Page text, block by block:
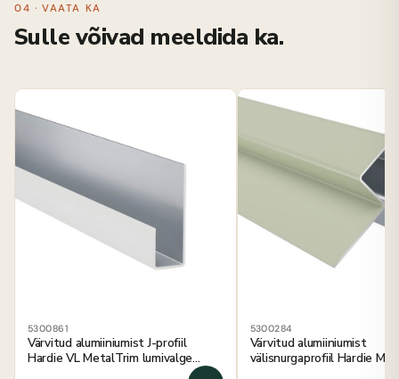
04 · VAATA KA
Sulle võivad meeldida ka.
5300861
Värvitud alumiiniumist J-profiil
Hardie VL MetalTrim lumivalge
5300284
Värvitud alumiiniumist
välisnurgaprofiil Hardie